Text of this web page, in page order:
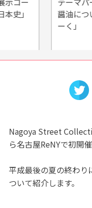
史」
醤油に
ーく」
Nagoya Street
ら名古屋ReNYで初開
平成最後の夏の終わり
ついて紹介します。